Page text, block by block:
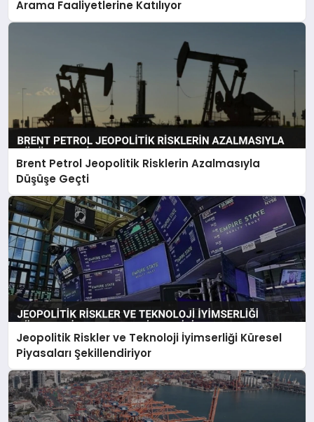
Arama Faaliyetlerine Katılıyor
Brent Petrol Jeopolitik Risklerin Azalmasıyla
Düşüşe Geçti
Jeopolitik Riskler ve Teknoloji İyimserliği Küresel
Piyasaları Şekillendiriyor